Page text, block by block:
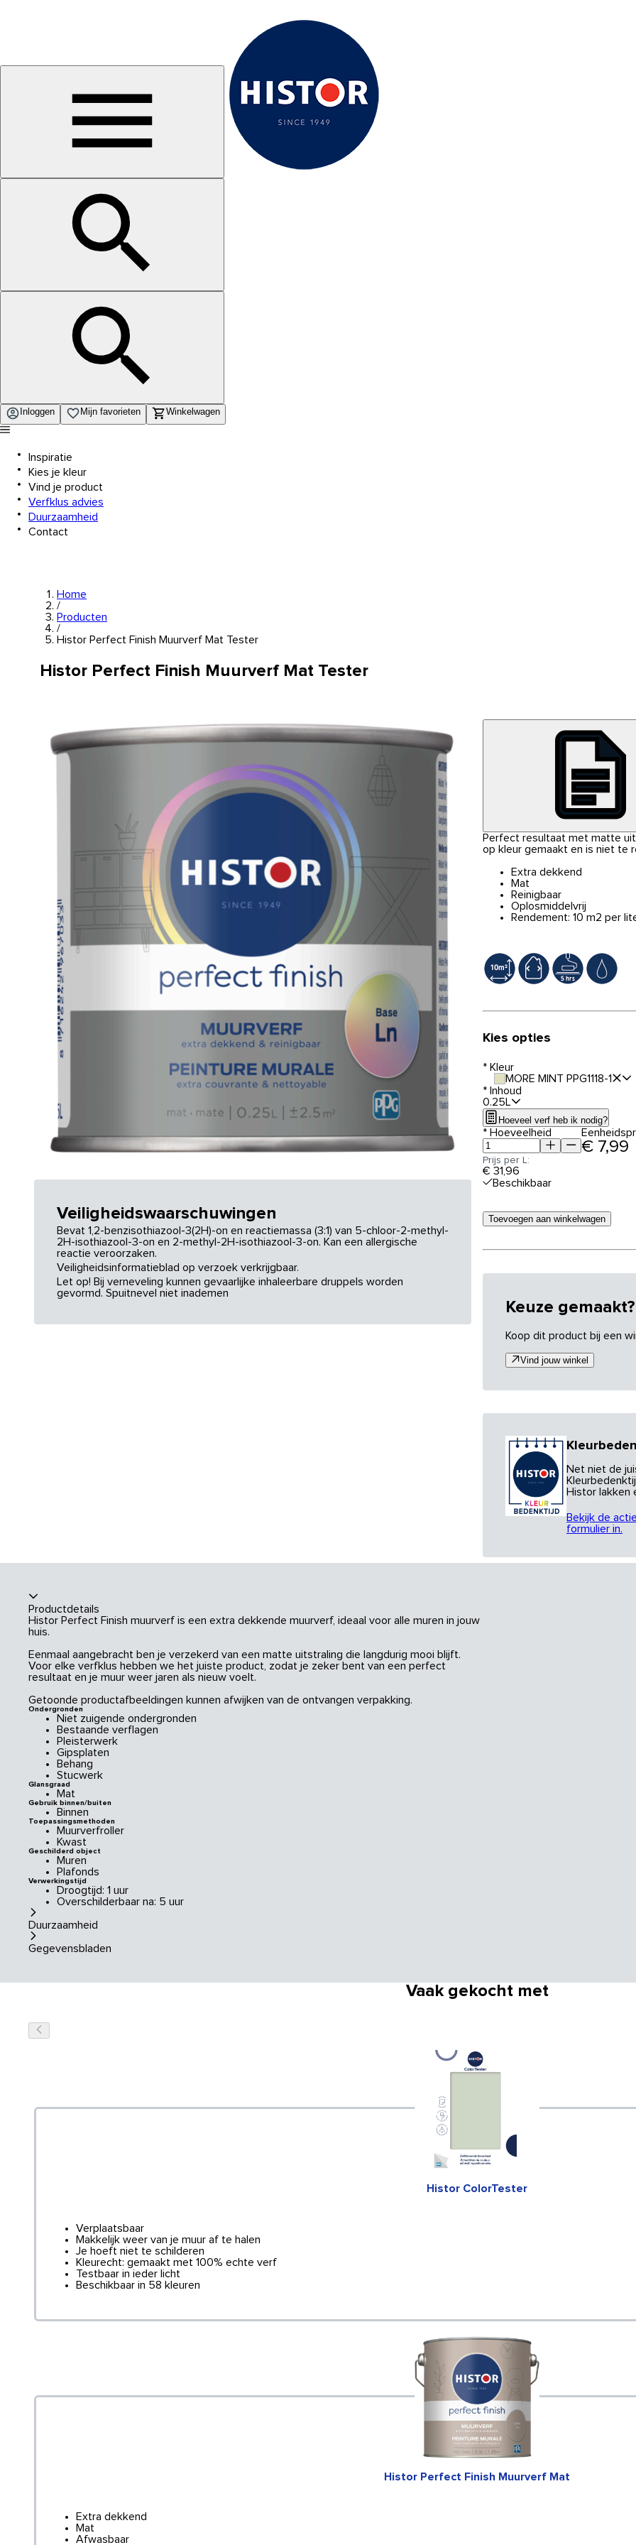
Inloggen Mijn favorieten Winkelwagen
Inspiratie
Kies je kleur
Vind je product
Verfklus advies
Duurzaamheid
Contact
Home
/
Producten
/
Histor Perfect Finish Muurverf Mat Tester
Histor Perfect Finish Muurverf Mat Tester
Veiligheidswaarschuwingen
Bevat 1,2-benzisothiazool-3(2H)-on en reactiemassa (3:1) van 5-chloor-2-methyl-
2H-isothiazool-3-on en 2-methyl-2H-isothiazool-3-on. Kan een allergische
reactie veroorzaken.
Veiligheidsinformatieblad op verzoek verkrijgbaar.
Let op! Bij verneveling kunnen gevaarlijke inhaleerbare druppels worden
gevormd. Spuitnevel niet inademen
Perfect resultaat met matte
op kleur gemaakt en is niet te
Extra dekkend
Mat
Reinigbaar
Oplosmiddelvrij
Rendement: 10 m2 per
Kies opties
* Kleur
MORE MINT PPG1118-1
* Inhoud
0.25L
Hoeveel verf heb ik nodig?
* Hoeveelheid
€ 7,99
Prijs per L:
€ 31,96
Beschikbaar
Toevoegen aan winkelwagen
Keuze gemaakt?
Koop dit product bij een
Vind jouw winkel
Net niet de
Histor lakken
Bekijk de
formulier in.
Productdetails
Histor Perfect Finish muurverf is een extra dekkende muurverf, ideaal voor alle muren in jouw
huis.
Eenmaal aangebracht ben je verzekerd van een matte uitstraling die langdurig mooi blijft.
Voor elke verfklus hebben we het juiste product, zodat je zeker bent van een perfect
resultaat en je muur weer jaren als nieuw voelt.
Getoonde productafbeeldingen kunnen afwijken van de ontvangen verpakking.
Ondergronden
Niet zuigende ondergronden
Bestaande verflagen
Pleisterwerk
Gipsplaten
Behang
Stucwerk
Glansgraad
Mat
Gebruik binnen/buiten
Binnen
Toepassingsmethoden
Muurverfroller
Kwast
Geschilderd object
Muren
Plafonds
Verwerkingstijd
Droogtijd: 1 uur
Overschilderbaar na: 5 uur
Duurzaamheid
Gegevensbladen
Vaak gekocht met
Histor ColorTester
Verplaatsbaar
Makkelijk weer van je muur af te halen
Je hoeft niet te schilderen
Kleurecht: gemaakt met 100% echte verf
Testbaar in ieder licht
Beschikbaar in 58 kleuren
Histor Perfect Finish Muurverf Mat
Extra dekkend
Mat
Afwasbaar